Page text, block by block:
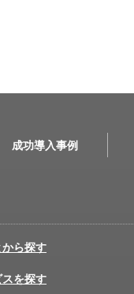
成功導入事例
ら探す
を探す